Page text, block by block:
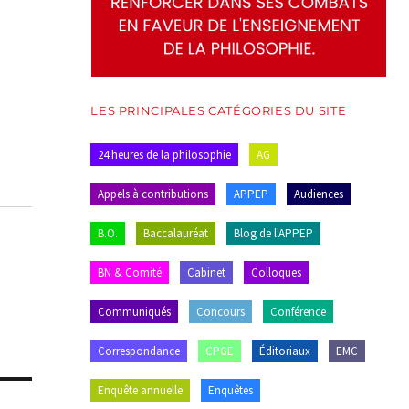
LES PRINCIPALES CATÉGORIES DU SITE
24 heures de la philosophie AG
Appels à contributions APPEP Audiences
B.O. Baccalauréat Blog de l'APPEP
BN & Comité Cabinet Colloques
Communiqués Concours Conférence
Correspondance CPGE Éditoriaux EMC
Enquête annuelle Enquêtes